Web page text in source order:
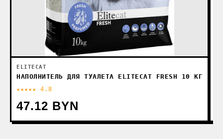
ELITECAT
НАПОЛНИТЕЛЬ ДЛЯ ТУАЛЕТА ELITECAT FRESH 10 КГ
★★★★★ 4.8
47.12 BYN